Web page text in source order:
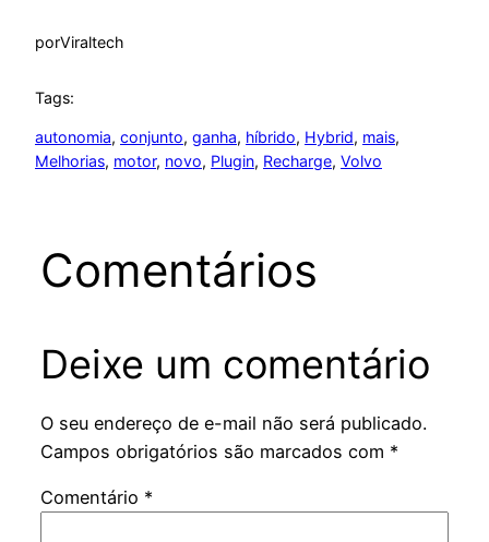
porViraltech
Tags:
autonomia, conjunto, ganha, híbrido, Hybrid, mais
Melhorias, motor, novo, Plugin, Recharge, Volvo
Comentários
Deixe um comentário
O seu endereço de e-mail não será publicado.
Campos obrigatórios são marcados com *
Comentário *